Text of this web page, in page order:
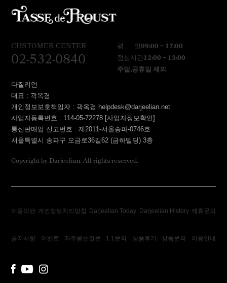
CUSTOMER CENTER
02-532-0840
평 일09:00 ~ 17:00
점심시간12:00 ~ 13:00
주말,공휴일 제외
다질리언
대표 : 곽옥경
개인정보보호책임자 : 곽옥경 helpdesk@darjeelian.net
사업자등록번호 : 114-05-72278 [사업자정보확인]
통신판매업 신고번호 : 제2011-서울송파-0746호
서울특별시 송파구 오금로36길62 (금하빌딩) 3층
Copyright by Darjeelian. All rights reserved.
이용약관 개인정보처리방침 Darjeelian Today Darjeelian History 제휴문의
공지사항 이벤트 자주묻는질문 1:1문의 상품후기 상품문의 이용안내